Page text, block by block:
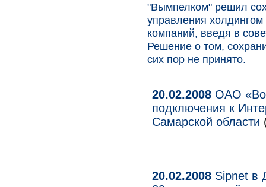
"Вымпелком" решил
управления
компаний, введя в
Решение о том,
сих пор не принято.
20.02.2008 ОАО
подключения к
Самарской области
20.02.2008 Sipnet в